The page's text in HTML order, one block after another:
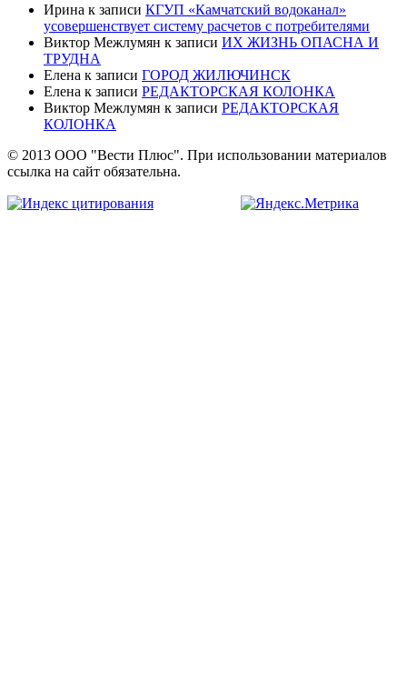
Ирина к записи КГУП «Камчатский водоканал»
усовершенствует систему расчетов с потребителями
Виктор Межлумян к записи ИХ ЖИЗНЬ ОПАСНА И
ТРУДНА
Елена к записи ГОРОД ЖИЛЮЧИНСК
Елена к записи РЕДАКТОРСКАЯ КОЛОНКА
Виктор Межлумян к записи РЕДАКТОРСКАЯ
КОЛОНКА
© 2013 ООО "Вести Плюс". При использовании материалов
ссылка на сайт обязательна.